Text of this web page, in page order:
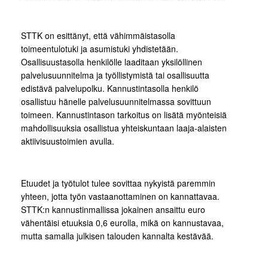
STTK on esittänyt, että vähimmäistasolla
toimeentulotuki ja asumistuki yhdistetään.
Osallisuustasolla henkilölle laaditaan yksilöllinen
palvelusuunnitelma ja työllistymistä tai osallisuutta
edistävä palvelupolku. Kannustintasolla henkilö
osallistuu hänelle palvelusuunnitelmassa sovittuun
toimeen. Kannustintason tarkoitus on lisätä myönteisiä
mahdollisuuksia osallistua yhteiskuntaan laaja-alaisten
aktiivisuustoimien avulla.
Etuudet ja työtulot tulee sovittaa nykyistä paremmin
yhteen, jotta työn vastaanottaminen on kannattavaa.
STTK:n kannustinmallissa jokainen ansaittu euro
vähentäisi etuuksia 0,6 eurolla, mikä on kannustavaa,
mutta samalla julkisen talouden kannalta kestävää.